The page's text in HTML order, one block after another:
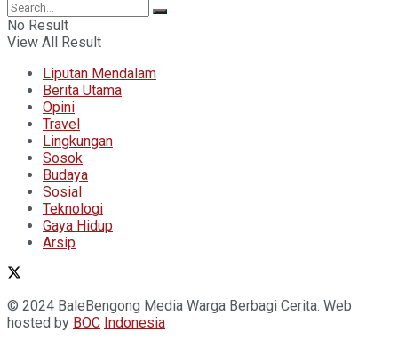
No Result
View All Result
Liputan Mendalam
Berita Utama
Opini
Travel
Lingkungan
Sosok
Budaya
Sosial
Teknologi
Gaya Hidup
Arsip
© 2024 BaleBengong Media Warga Berbagi Cerita. Web
hosted by BOC Indonesia